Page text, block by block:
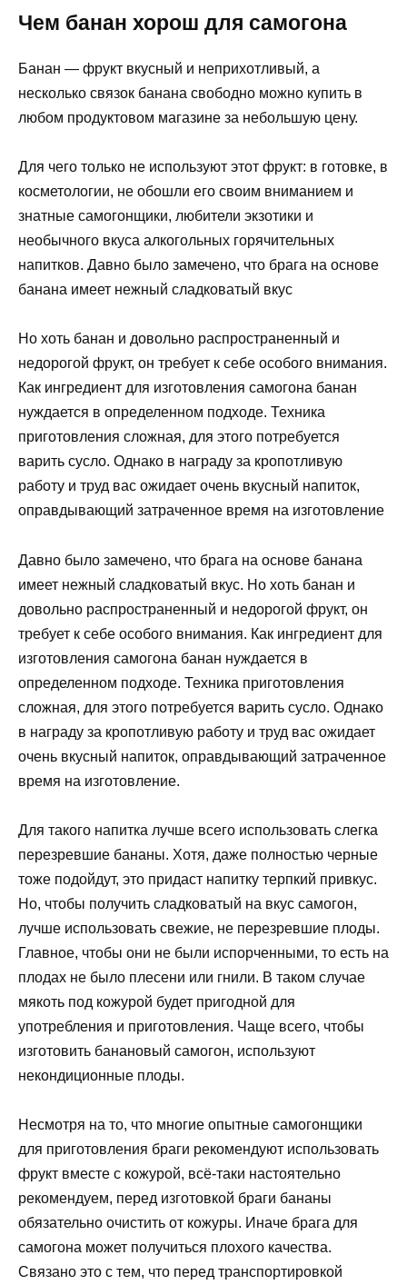
Чем банан хорош для самогона
Банан — фрукт вкусный и неприхотливый, а
несколько связок банана свободно можно купить в
любом продуктовом магазине за небольшую цену.
Для чего только не используют этот фрукт: в готовке, в
косметологии, не обошли его своим вниманием и
знатные самогонщики, любители экзотики и
необычного вкуса алкогольных горячительных
напитков. Давно было замечено, что брага на основе
банана имеет нежный сладковатый вкус
Но хоть банан и довольно распространенный и
недорогой фрукт, он требует к себе особого внимания.
Как ингредиент для изготовления самогона банан
нуждается в определенном подходе. Техника
приготовления сложная, для этого потребуется
варить сусло. Однако в награду за кропотливую
работу и труд вас ожидает очень вкусный напиток,
оправдывающий затраченное время на изготовление
Давно было замечено, что брага на основе банана
имеет нежный сладковатый вкус. Но хоть банан и
довольно распространенный и недорогой фрукт, он
требует к себе особого внимания. Как ингредиент для
изготовления самогона банан нуждается в
определенном подходе. Техника приготовления
сложная, для этого потребуется варить сусло. Однако
в награду за кропотливую работу и труд вас ожидает
очень вкусный напиток, оправдывающий затраченное
время на изготовление.
Для такого напитка лучше всего использовать слегка
перезревшие бананы. Хотя, даже полностью черные
тоже подойдут, это придаст напитку терпкий привкус.
Но, чтобы получить сладковатый на вкус самогон,
лучше использовать свежие, не перезревшие плоды.
Главное, чтобы они не были испорченными, то есть на
плодах не было плесени или гнили. В таком случае
мякоть под кожурой будет пригодной для
употребления и приготовления. Чаще всего, чтобы
изготовить банановый самогон, используют
некондиционные плоды.
Несмотря на то, что многие опытные самогонщики
для приготовления браги рекомендуют использовать
фрукт вместе с кожурой, всё-таки настоятельно
рекомендуем, перед изготовкой браги бананы
обязательно очистить от кожуры. Иначе брага для
самогона может получиться плохого качества.
Связано это с тем, что перед транспортировкой